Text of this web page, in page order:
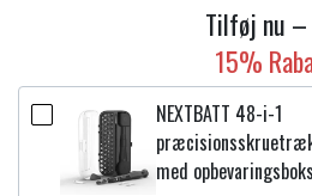
Tilføj nu
15%
NEXTBATT 48-i-1
med opbevaringsboks